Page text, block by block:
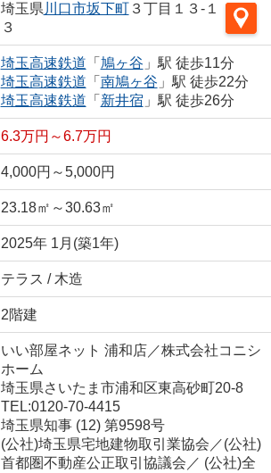
埼玉県川口市坂下町
３丁目１３-１
３
埼玉高速鉄道 「 鳩ヶ谷 」駅 徒歩11分
埼玉高速鉄道 「 南鳩ヶ谷 」駅 徒歩22分
埼玉高速鉄道 「 新井宿 」駅 徒歩26分
6.3万円～6.7万円
4,000円～5,000円
23.18㎡～30.63㎡
2025年 1月(築1年)
テラス / 木造
2階建
いい部屋ネット 浦和店／株式会社コニシ
ホーム
埼玉県さいたま市浦和区東高砂町20-8
TEL:0120-70-4415
埼玉県知事 (12) 第9598号
(公社)埼玉県宅地建物取引業協会／(公社)
首都圏不動産公正取引協議会／ (公社)全